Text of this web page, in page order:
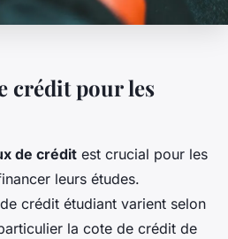
crédit pour les
de crédit est crucial pour les
leurs études.
crédit étudiant varient selon
la cote de crédit de